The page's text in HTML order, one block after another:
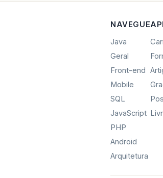
NAVEGUE
Java
Geral
Front-end
Mobile
SQL
JavaScript
PHP
Android
Arquitetura